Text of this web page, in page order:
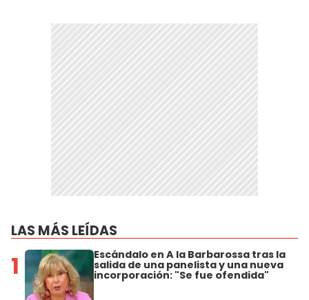
LAS MÁS LEÍDAS
1 Escándalo en A la Barbarossa tras la
salida de una panelista y una nueva
incorporación: "Se fue ofendida"